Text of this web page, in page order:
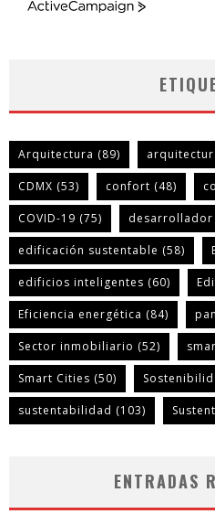
ActiveCampaign
Arquitectura (89)
CDMX (53) confort (48)
COVID-19 (75)
edificación sustentable (58)
edificios inteligentes (60)
Eficiencia energética (84)
Sector inmobiliario (52)
Smart Cities (50)
sustentabilidad (103)
ENTRADAS